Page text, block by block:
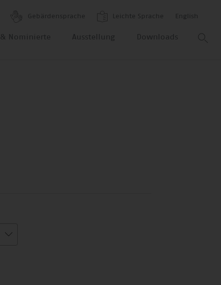
Gebärdensprache Leichte Sprache English
Nominierte Ausstellung Downloads